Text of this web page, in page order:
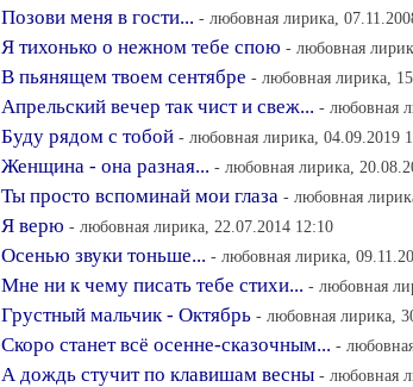
Позови меня в гости... - любовная лирика,
Я тихонько о нежном тебе спою - любовная
В пьянящем твоем сентябре - любовная лирика,
Апрельский вечер так чист и свеж... - любовная
Буду рядом с тобой - любовная лирика, 04.09.2019
Женщина - она разная... - любовная лирика,
Ты просто вспоминай мои глаза - любовная
Я верю - любовная лирика, 22.07.2014 12:10
Осенью звуки тоньше... - любовная лирика,
Мне ни к чему писать тебе стихи... - любовная
Грустный мальчик - Октябрь - любовная лирика,
Скоро станет всё осенне-сказочным... -
А дождь стучит по клавишам весны - любовная